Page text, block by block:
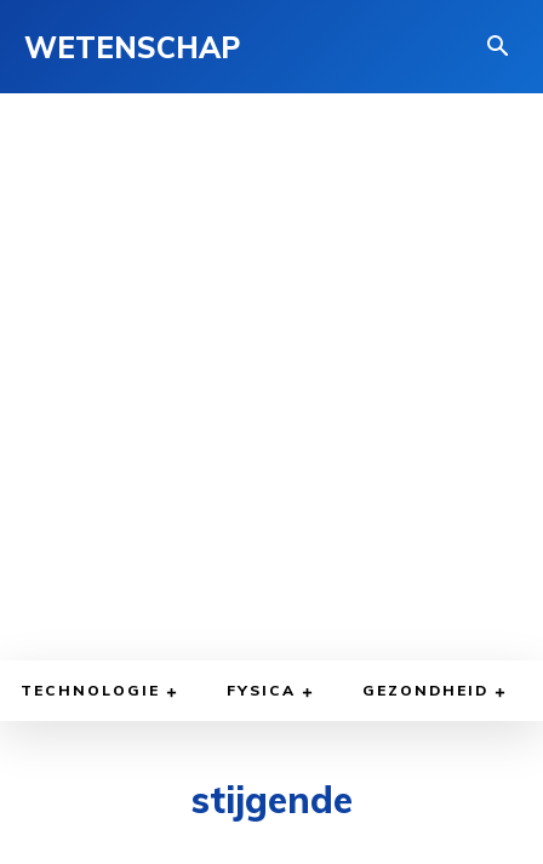
WETENSCHAP
TECHNOLOGIE FYSICA GEZONDHEID
stijgende